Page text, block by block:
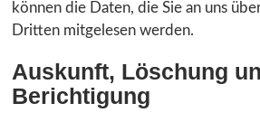
können die Daten, die Sie an uns
Dritten mitgelesen werden.
Auskunft, Löschung
Berichtigung